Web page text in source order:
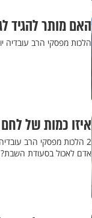
האם מותר להגיד
הלכות מפסקי הרב עובדיה
איזו כמות של
2 הלכות מפסקי הרב
אדם לאכול בסעודת השבת?